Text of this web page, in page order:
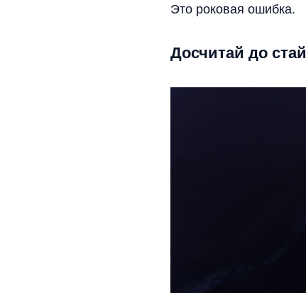
Это роковая ошибка.
Досчитай до стай